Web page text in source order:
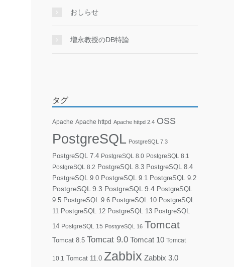
おしらせ
増永教授のDB特論
タグ
Apache Apache httpd Apache httpd 2.4 OSS
PostgreSQL PostgreSQL 7.3
PostgreSQL 7.4 PostgreSQL 8.0 PostgreSQL 8.1
PostgreSQL 8.2 PostgreSQL 8.3 PostgreSQL 8.4
PostgreSQL 9.0 PostgreSQL 9.1 PostgreSQL 9.2
PostgreSQL 9.3 PostgreSQL 9.4 PostgreSQL
9.5 PostgreSQL 9.6 PostgreSQL 10 PostgreSQL
11 PostgreSQL 12 PostgreSQL 13 PostgreSQL
14 PostgreSQL 15 PostgreSQL 16 Tomcat
Tomcat 8.5 Tomcat 9.0 Tomcat 10 Tomcat
10.1 Tomcat 11.0 Zabbix Zabbix 3.0